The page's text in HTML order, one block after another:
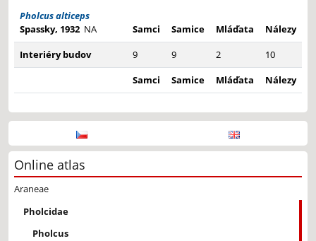
Pholcus alticeps
Spassky, 1932 NA Samci Samice Mláďata
Nálezy
Interiéry budov
9 9 2
10
Samci
Samice Mláďata Nálezy
Online atlas
Araneae
Pholcidae
Pholcus